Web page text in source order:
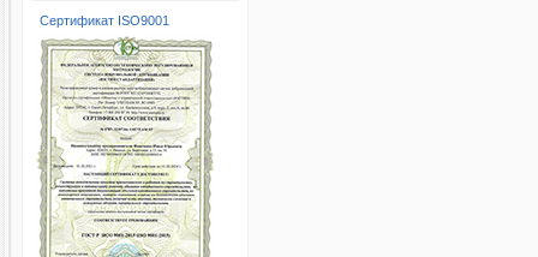
Сертификат ISO9001